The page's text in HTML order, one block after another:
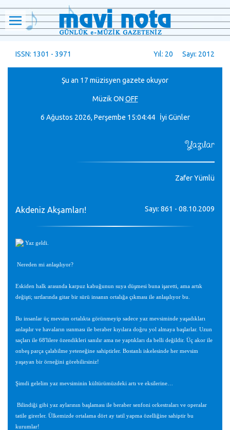
ISSN: 1301 - 3971 Yıl: 20 Sayı: 2012
Şu an 17 müzisyen gazete okuyor
MüzikON OFF
6 Ağustos 2026, Perşembe 15:04:44 İyi Günler
Yazılar
Zafer Yümlü
Akdeniz Akşamları! Sayı: 861 - 08.10.2009
Yaz geldi.
Nereden mi anlaşılıyor?
Eskiden halk arasında karpuz kabuğunun suya düşmesi buna işaretti, ama artık
değişti; sırtlarında gitar bir sürü insanın ortalığa çıkması ile anlaşılıyor bu.
Bu insanlar üç mevsim ortalıkta görünmeyip sadece yaz mevsiminde yaşadıkları
anlaşılır ve havaların ısınması ile beraber kıyılara doğru yol almaya başlarlar. Uzun
saçları ile 68'lilere özendikleri sanılır ama ne yaptıkları da belli değildir. Üç akor ile
onbeş parça çalabilme yeteneğine sahiptirler. Bostanlı iskelesinde her mevsim
yaşayan bir örneğini görebilirsiniz!
Şimdi gelelim yaz mevsiminin kültürümüzdeki artı ve eksilerine…
Bilindiği gibi yaz aylarının başlaması ile beraber senfoni orkestraları ve operalar
tatile girerler. Ülkemizde ortalama dört ay tatil yapma özelliğine sahiptir bu
kurumlar!